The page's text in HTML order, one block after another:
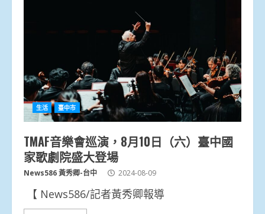
生活 臺中市
TMAF音樂會巡演，8月10日（六）臺中國
家歌劇院盛大登場
News586 黃秀卿-台中 2024-08-09
【 News586/記者黃秀卿報導